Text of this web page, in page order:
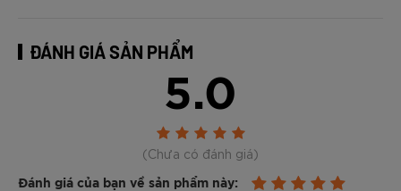
ĐÁNH GIÁ SẢN PHẨM
5.0
(Chưa có đánh giá)
Đánh giá của bạn về sản phẩm này: